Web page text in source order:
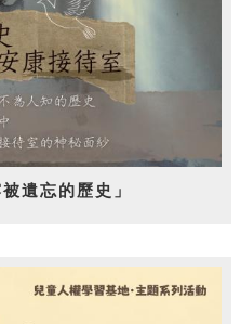
遺忘的歷史」